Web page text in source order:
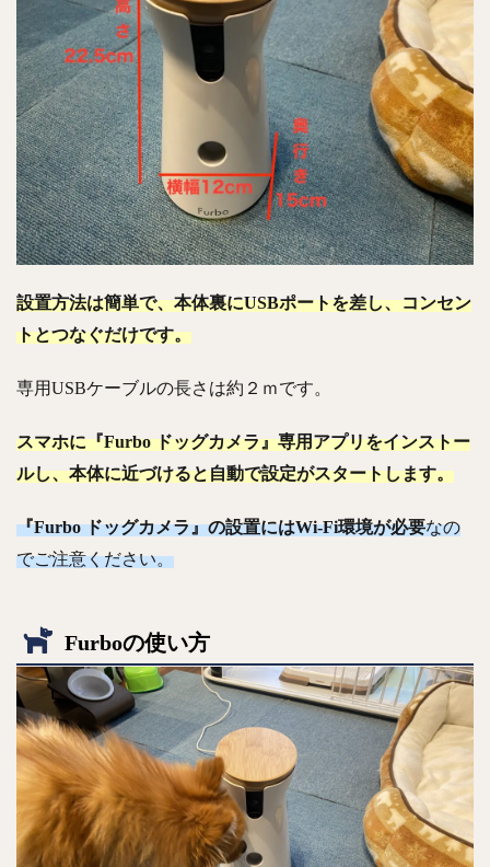
設置方法は簡単で、本体裏にUSBポートを差し、コンセン
トとつなぐだけです。
専用USBケーブルの長さは約２ｍです。
スマホに『Furbo ドッグカメラ』専用アプリをインストー
ルし、本体に近づけると自動で設定がスタートします。
『Furbo ドッグカメラ』の設置にはWi-Fi環境が必要なの
でご注意ください。
Furboの使い方